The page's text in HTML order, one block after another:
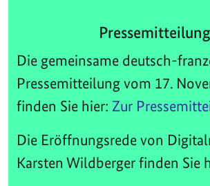
Pressemitteilung
Die gemeinsame deutsch-
Pressemitteilung vom 17.
finden Sie hier: Zur
Die Eröffnungsrede von
Karsten Wildberger finden Sie